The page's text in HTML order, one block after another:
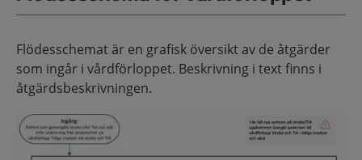
Flödesschemat är en grafisk översikt av de åtgärder
som ingår i vårdförloppet. Beskrivning i text finns i
åtgärdsbeskrivningen.